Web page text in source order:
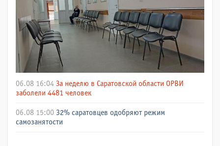
06.08 16:04 За неделю в Саратовской области ОРВИ
заболели 4481 человек
06.08 15:00 32% саратовцев одобряют режим
самозанятости